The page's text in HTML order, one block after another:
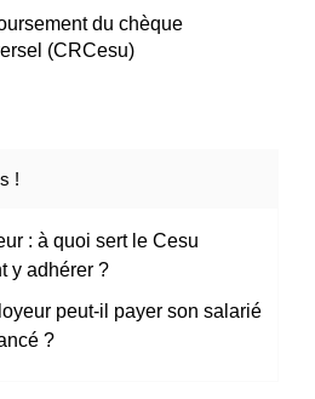
du chèque
(CRCesu)
!
: à quoi sert le Cesu
y adhérer ?
peut-il payer son salarié
?